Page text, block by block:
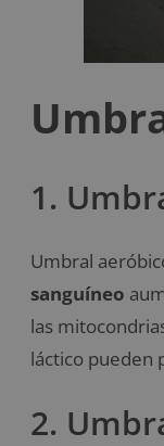
1.
Umbral
sanguíneo
las
láctico pueden
2.